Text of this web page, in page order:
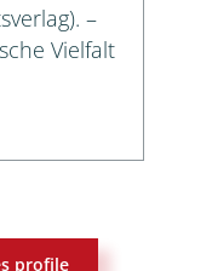
–
Vielfalt
profile